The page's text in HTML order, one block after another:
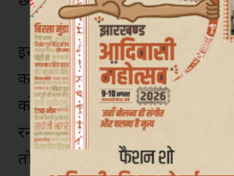
इस मैच में दक्षिण अफ्रीका ने टॉस
करने का फैसला किया। एल्गर और
को शानदार शुरुआत दिलाई। दोनों
रनों की साझेदारी की। इस
तोड़ा। अल्जारी ने एल्गर को